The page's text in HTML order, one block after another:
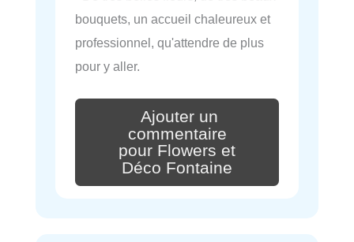
bouquets, un accueil chaleureux et
professionnel, qu'attendre de plus
pour y aller.
Ajouter un
commentaire
pour Flowers et
Déco Fontaine